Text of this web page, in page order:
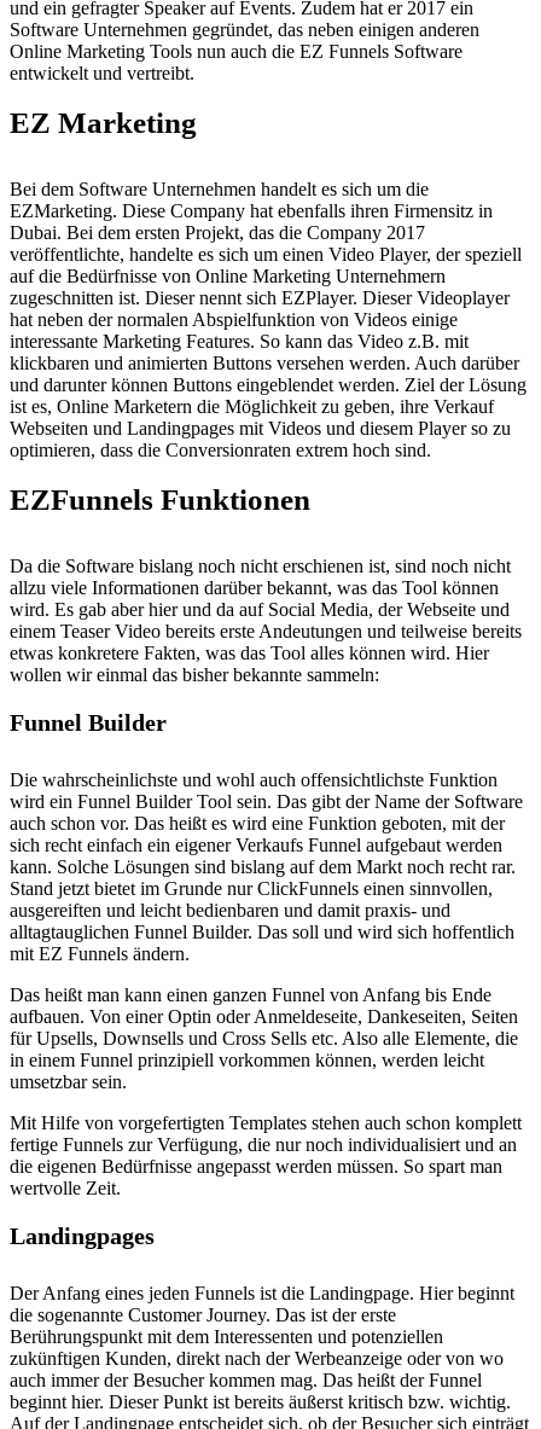
und ein gefragter Speaker auf Events. Zudem hat er 2017 ein
Software Unternehmen gegründet, das neben einigen anderen
Online Marketing Tools nun auch die EZ Funnels Software
entwickelt und vertreibt.
EZ Marketing
Bei dem Software Unternehmen handelt es sich um die
EZMarketing. Diese Company hat ebenfalls ihren Firmensitz in
Dubai. Bei dem ersten Projekt, das die Company 2017
veröffentlichte, handelte es sich um einen Video Player, der speziell
auf die Bedürfnisse von Online Marketing Unternehmern
zugeschnitten ist. Dieser nennt sich EZPlayer. Dieser Videoplayer
hat neben der normalen Abspielfunktion von Videos einige
interessante Marketing Features. So kann das Video z.B. mit
klickbaren und animierten Buttons versehen werden. Auch darüber
und darunter können Buttons eingeblendet werden. Ziel der Lösung
ist es, Online Marketern die Möglichkeit zu geben, ihre Verkauf
Webseiten und Landingpages mit Videos und diesem Player so zu
optimieren, dass die Conversionraten extrem hoch sind.
EZFunnels Funktionen
Da die Software bislang noch nicht erschienen ist, sind noch nicht
allzu viele Informationen darüber bekannt, was das Tool können
wird. Es gab aber hier und da auf Social Media, der Webseite und
einem Teaser Video bereits erste Andeutungen und teilweise bereits
etwas konkretere Fakten, was das Tool alles können wird. Hier
wollen wir einmal das bisher bekannte sammeln:
Funnel Builder
Die wahrscheinlichste und wohl auch offensichtlichste Funktion
wird ein Funnel Builder Tool sein. Das gibt der Name der Software
auch schon vor. Das heißt es wird eine Funktion geboten, mit der
sich recht einfach ein eigener Verkaufs Funnel aufgebaut werden
kann. Solche Lösungen sind bislang auf dem Markt noch recht rar.
Stand jetzt bietet im Grunde nur ClickFunnels einen sinnvollen,
ausgereiften und leicht bedienbaren und damit praxis- und
alltagtauglichen Funnel Builder. Das soll und wird sich hoffentlich
mit EZ Funnels ändern.
Das heißt man kann einen ganzen Funnel von Anfang bis Ende
aufbauen. Von einer Optin oder Anmeldeseite, Dankeseiten, Seiten
für Upsells, Downsells und Cross Sells etc. Also alle Elemente, die
in einem Funnel prinzipiell vorkommen können, werden leicht
umsetzbar sein.
Mit Hilfe von vorgefertigten Templates stehen auch schon komplett
fertige Funnels zur Verfügung, die nur noch individualisiert und an
die eigenen Bedürfnisse angepasst werden müssen. So spart man
wertvolle Zeit.
Landingpages
Der Anfang eines jeden Funnels ist die Landingpage. Hier beginnt
die sogenannte Customer Journey. Das ist der erste
Berührungspunkt mit dem Interessenten und potenziellen
zukünftigen Kunden, direkt nach der Werbeanzeige oder von wo
auch immer der Besucher kommen mag. Das heißt der Funnel
beginnt hier. Dieser Punkt ist bereits äußerst kritisch bzw. wichtig.
Auf der Landingpage entscheidet sich, ob der Besucher sich einträgt